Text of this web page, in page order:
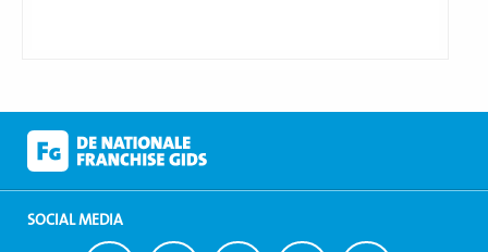
SOCIAL MEDIA